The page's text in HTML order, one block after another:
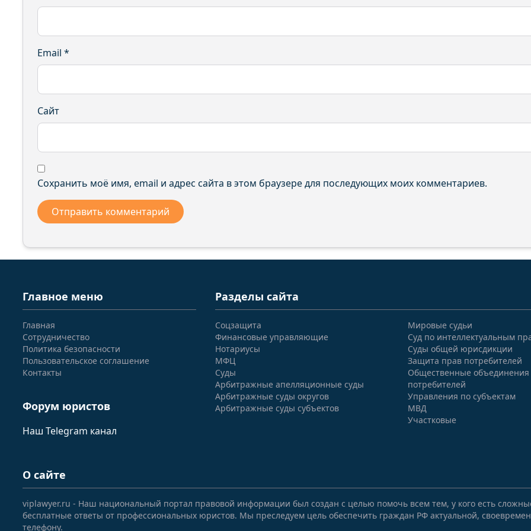
Email *
Сайт
Сохранить моё имя, email и адрес сайта в этом браузере для последующих моих комментариев.
Главное меню
Главная
Сотрудничество
Политика безопасности
Пользовательское соглашение
Контакты
Форум юристов
Наш Telegram канал
Разделы сайта
Соцзащита
Финансовые управляющие
Нотариусы
МФЦ
Суды
Арбитражные апелляционные суды
Арбитражные суды округов
Арбитражные суды субъектов
Мировые судьи
Суд по интеллектуальным
Суды общей юрисдикции
Защита прав потребителей
Общественные объединения
потребителей
Управления по субъектам
МВД
Участковые
О сайте
viplawyer.ru - Наш национальный портал правовой информации был создан с целью помочь всем тем, у кого есть
бесплатные ответы от профессиональных юристов. Мы преследуем цель обеспечить граждан РФ актуальной,
телефону.